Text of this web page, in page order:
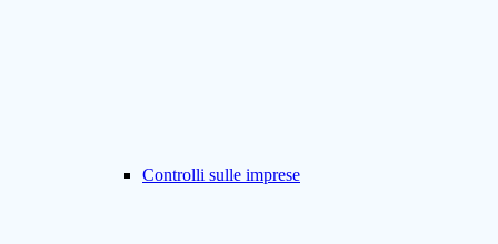
Controlli sulle imprese